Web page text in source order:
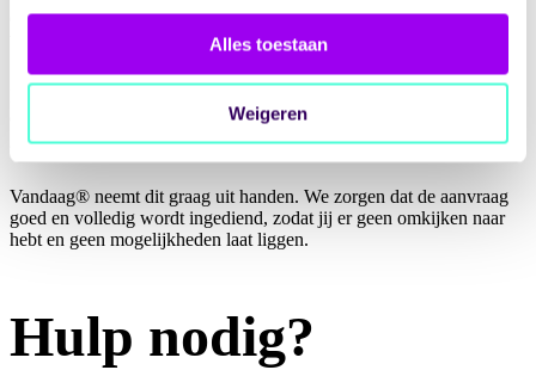
Alles toestaan
Weigeren
om begeleiding die al heeft plaatsgevonden. Zonde, want het is een
tegemoetkoming waar je gewoon recht op hebt.
omdat het ingewikkeld is, maar omdat het tijd vraagt en de juiste
gegevens op orde moeten zijn.
Vandaag® neemt dit graag uit handen. We zorgen dat de aanvraag
goed en volledig wordt ingediend, zodat jij er geen omkijken naar
hebt en geen mogelijkheden laat liggen.
Hulp nodig?